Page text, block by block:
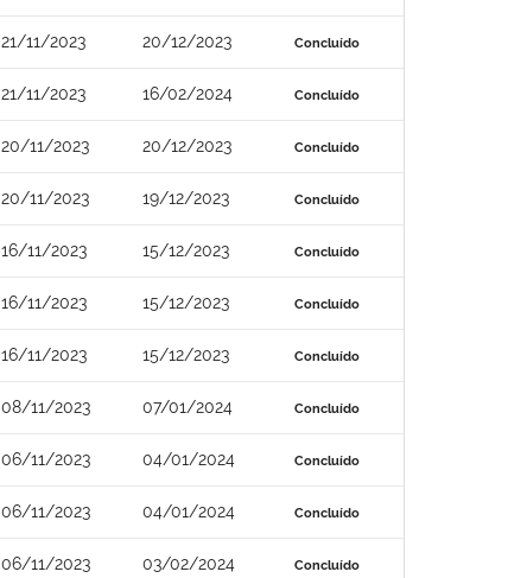
21/11/2023 20/12/2023 Concluído
21/11/2023 16/02/2024 Concluído
20/11/2023 20/12/2023 Concluído
20/11/2023 19/12/2023 Concluído
16/11/2023 15/12/2023 Concluído
16/11/2023 15/12/2023 Concluído
16/11/2023 15/12/2023 Concluído
08/11/2023 07/01/2024 Concluído
06/11/2023 04/01/2024 Concluído
06/11/2023 04/01/2024 Concluído
06/11/2023 03/02/2024 Concluído